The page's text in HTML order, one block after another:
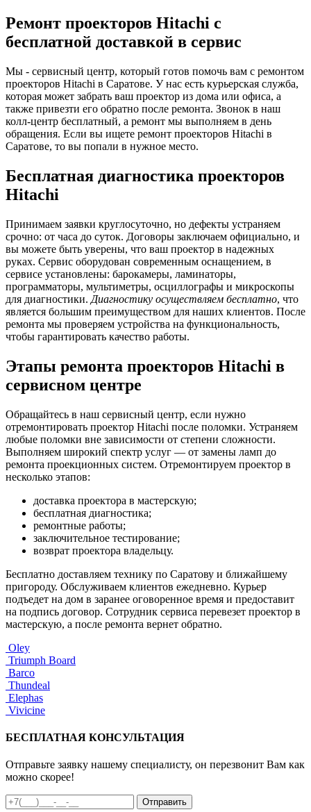
Ремонт проекторов Hitachi с
бесплатной доставкой в сервис
Мы - сервисный центр, который готов помочь вам с ремонтом
проекторов Hitachi в Саратове. У нас есть курьерская служба,
которая может забрать ваш проектор из дома или офиса, а
также привезти его обратно после ремонта. Звонок в наш
колл-центр бесплатный, а ремонт мы выполняем в день
обращения. Если вы ищете ремонт проекторов Hitachi в
Саратове, то вы попали в нужное место.
Бесплатная диагностика проекторов
Hitachi
Принимаем заявки круглосуточно, но дефекты устраняем
срочно: от часа до суток. Договоры заключаем официально, и
вы можете быть уверены, что ваш проектор в надежных
руках. Сервис оборудован современным оснащением, в
сервисе установлены: барокамеры, ламинаторы,
программаторы, мультиметры, осциллографы и микроскопы
для диагностики. Диагностику осуществляем бесплатно, что
является большим преимуществом для наших клиентов. После
ремонта мы проверяем устройства на функциональность,
чтобы гарантировать качество работы.
Этапы ремонта проекторов Hitachi в
сервисном центре
Обращайтесь в наш сервисный центр, если нужно
отремонтировать проектор Hitachi после поломки. Устраняем
любые поломки вне зависимости от степени сложности.
Выполняем широкий спектр услуг — от замены ламп до
ремонта проекционных систем. Отремонтируем проектор в
несколько этапов:
доставка проектора в мастерскую;
бесплатная диагностика;
ремонтные работы;
заключительное тестирование;
возврат проектора владельцу.
Бесплатно доставляем технику по Саратову и ближайшему
пригороду. Обслуживаем клиентов ежедневно. Курьер
подъедет на дом в заранее оговоренное время и предоставит
на подпись договор. Сотрудник сервиса перевезет проектор в
мастерскую, а после ремонта вернет обратно.
Oley
Triumph Board
Barco
Thundeal
Elephas
Vivicine
БЕСПЛАТНАЯ КОНСУЛЬТАЦИЯ
Отправьте заявку нашему специалисту, он перезвонит Вам как
можно скорее!
Отправить